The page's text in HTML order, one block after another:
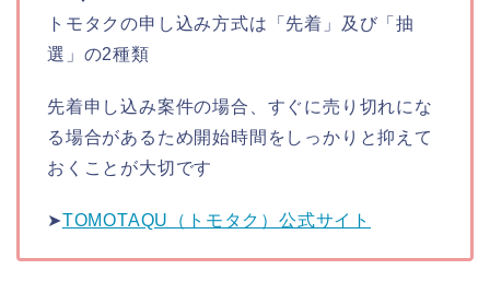
トモタクの申し込み方式は「先着」及び「抽
選」の2種類
先着申し込み案件の場合、すぐに売り切れにな
る場合があるため開始時間をしっかりと抑えて
おくことが大切です
➤TOMOTAQU（トモタク）公式サイト